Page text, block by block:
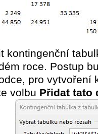
kontingenční
roce. Postup
pro vytvoření
volbu Přidat tato